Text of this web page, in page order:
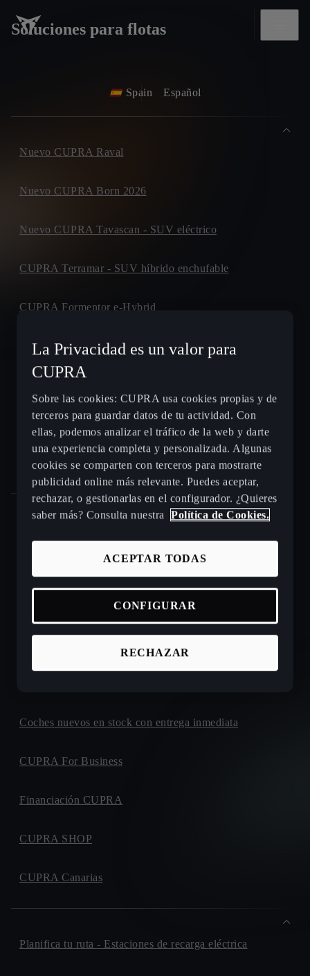
Soluciones para flotas
Spain Español
Nuevo CUPRA Raval
Nuevo CUPRA Born 2026
Nuevo CUPRA Tavascan - SUV eléctrico
CUPRA Terramar - SUV híbrido enchufable
CUPRA Formentor e-Hybrid
CUPRA León e-HYBRID
CUPRA Ateca - SUV compacto
Gama CUPRA e-HYBRID - coches híbridos enchufables
Coches de ocasión en stock
Coches nuevos en stock con entrega inmediata
CUPRA For Business
Financiación CUPRA
CUPRA SHOP
CUPRA Canarias
Planifica tu ruta - Estaciones de recarga eléctrica
La Privacidad es un valor para
CUPRA
Sobre las cookies: CUPRA usa cookies propias y de
terceros para guardar datos de tu actividad. Con
ellas, podemos analizar el tráfico de la web y darte
una experiencia completa y personalizada. Algunas
cookies se comparten con terceros para mostrarte
publicidad online más relevante. Puedes aceptar,
rechazar, o gestionarlas en el configurador. ¿Quieres
saber más? Consulta nuestra
Política de Cookies.
RECHAZAR
ACEPTAR TODAS
CONFIGURAR